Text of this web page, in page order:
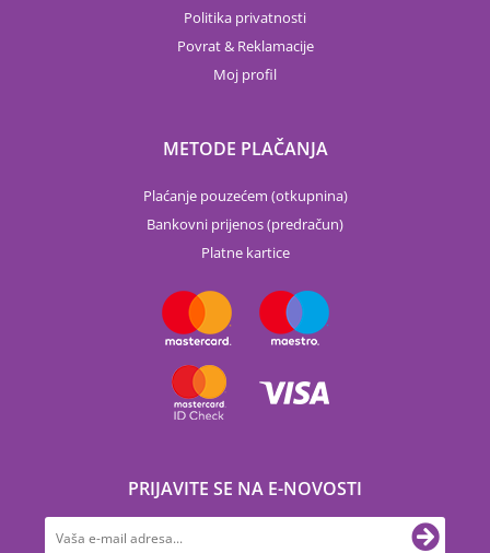
Politika privatnosti
Povrat & Reklamacije
Moj profil
METODE PLAČANJA
Plaćanje pouzećem (otkupnina)
Bankovni prijenos (predračun)
Platne kartice
PRIJAVITE SE NA E-NOVOSTI